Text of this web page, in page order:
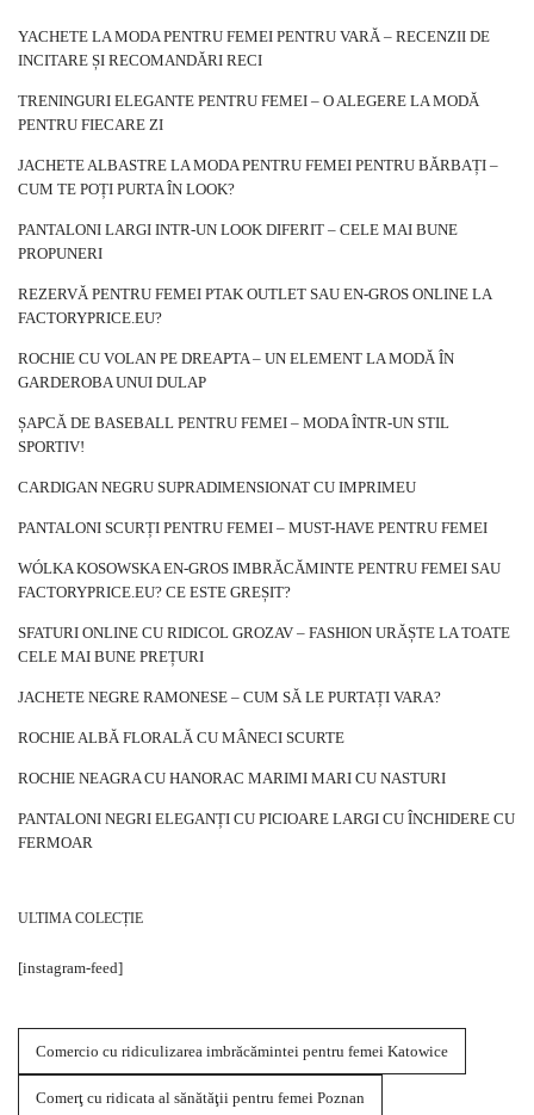
YACHETE LA MODA PENTRU FEMEI PENTRU VARĂ – RECENZII DE
INCITARE ȘI RECOMANDĂRI RECI
TRENINGURI ELEGANTE PENTRU FEMEI – O ALEGERE LA MODĂ
PENTRU FIECARE ZI
JACHETE ALBASTRE LA MODA PENTRU FEMEI PENTRU BĂRBAȚI –
CUM TE POȚI PURTA ÎN LOOK?
PANTALONI LARGI INTR-UN LOOK DIFERIT – CELE MAI BUNE
PROPUNERI
REZERVĂ PENTRU FEMEI PTAK OUTLET SAU EN-GROS ONLINE LA
FACTORYPRICE.EU?
ROCHIE CU VOLAN PE DREAPTA – UN ELEMENT LA MODĂ ÎN
GARDEROBA UNUI DULAP
ȘAPCĂ DE BASEBALL PENTRU FEMEI – MODA ÎNTR-UN STIL
SPORTIV!
CARDIGAN NEGRU SUPRADIMENSIONAT CU IMPRIMEU
PANTALONI SCURȚI PENTRU FEMEI – MUST-HAVE PENTRU FEMEI
WÓLKA KOSOWSKA EN-GROS IMBRĂCĂMINTE PENTRU FEMEI SAU
FACTORYPRICE.EU? CE ESTE GREȘIT?
SFATURI ONLINE CU RIDICOL GROZAV – FASHION URĂȘTE LA TOATE
CELE MAI BUNE PREȚURI
JACHETE NEGRE RAMONESE – CUM SĂ LE PURTAȚI VARA?
ROCHIE ALBĂ FLORALĂ CU MÂNECI SCURTE
ROCHIE NEAGRA CU HANORAC MARIMI MARI CU NASTURI
PANTALONI NEGRI ELEGANȚI CU PICIOARE LARGI CU ÎNCHIDERE CU
FERMOAR
ULTIMA COLECȚIE
[instagram-feed]
Comercio cu ridiculizarea imbrăcămintei pentru femei Katowice
Comerţ cu ridicata al sănătăţii pentru femei Poznan